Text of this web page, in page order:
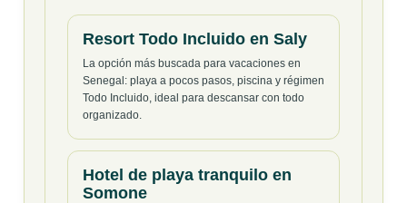
Resort Todo Incluido en Saly
La opción más buscada para vacaciones en
Senegal: playa a pocos pasos, piscina y régimen
Todo Incluido, ideal para descansar con todo
organizado.
Hotel de playa tranquilo en
Somone